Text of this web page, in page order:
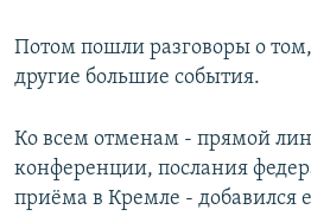
Потом пошли разговоры о том,
другие большие события.
Ко всем отменам - прямой
конференции, послания
приёма в Кремле - добавился